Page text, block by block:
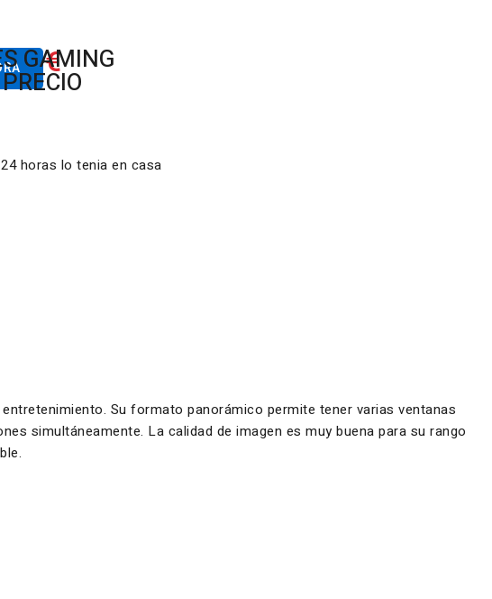
GAMING
horas lo tenia en casa
Su formato panorámico permite tener varias ventanas
simultáneamente. La calidad de imagen es muy buena para su rango